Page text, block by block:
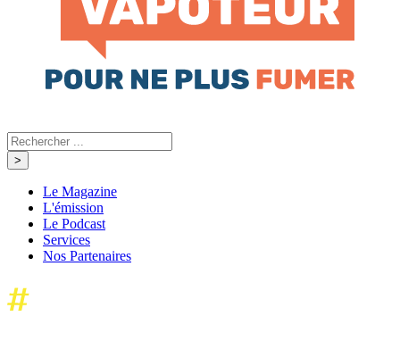
Le Magazine
L'émission
Le Podcast
Services
Nos Partenaires